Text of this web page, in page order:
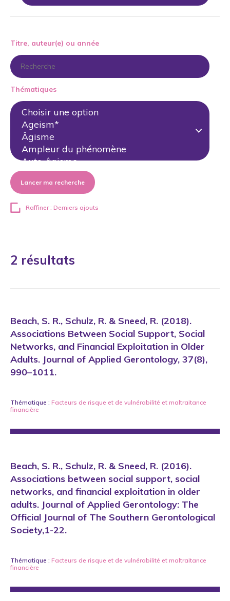
Titre, auteur(e) ou année
Thématiques
Lancer ma recherche
Raffiner : Derniers ajouts
2 résultats
Beach, S. R., Schulz, R. & Sneed, R. (2018).
Associations Between Social Support, Social
Networks, and Financial Exploitation in Older
Adults. Journal of Applied Gerontology, 37(8),
990–1011.
Thématique : Facteurs de risque et de vulnérabilité et maltraitance
financière
Beach, S. R., Schulz, R. & Sneed, R. (2016).
Associations between social support, social
networks, and financial exploitation in older
adults. Journal of Applied Gerontology: The
Official Journal of The Southern Gerontological
Society,1-22.
Thématique : Facteurs de risque et de vulnérabilité et maltraitance
financière